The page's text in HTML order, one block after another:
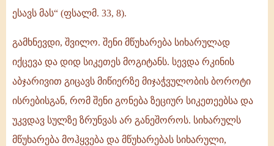
ესავს მას“ (ფსალმ. 33, 8).
გამხნევდი, შვილო. შენი მწუხარება სიხარულად
იქცევა და დიდ სიკეთეს მოგიტანს. სევდა რკინის
აბჯარივით გიცავს მიწიერზე მიჯაჭვულობის ბოროტი
ისრებისგან, რომ შენი გონება ზეციურ სიკეთეებსა და
უკვდავ სულზე ზრუნვას არ განეშოროს. სიხარულს
მწუხარება მოჰყვება და მწუხარებას სიხარული,